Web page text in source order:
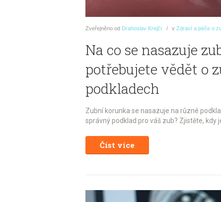
Zveřejněno od Drahoslav Krejčí v Zdraví a péče o
Na co se nasazuje
potřebujete vědět o
podkladech
Zubní korunka se nasazuje na různé
správný podklad pro váš zub? Zjistěte, kdy
Číst více